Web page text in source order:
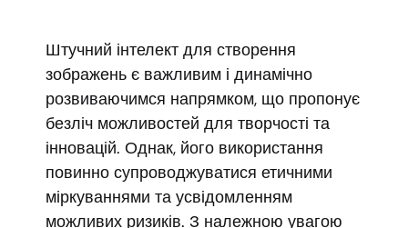
Штучний інтелект для створення
зображень є важливим і динамічно
розвиваючимся напрямком, що пропонує
безліч можливостей для творчості та
інновацій. Однак, його використання
повинно супроводжуватися етичними
міркуваннями та усвідомленням
можливих ризиків. З належною увагою